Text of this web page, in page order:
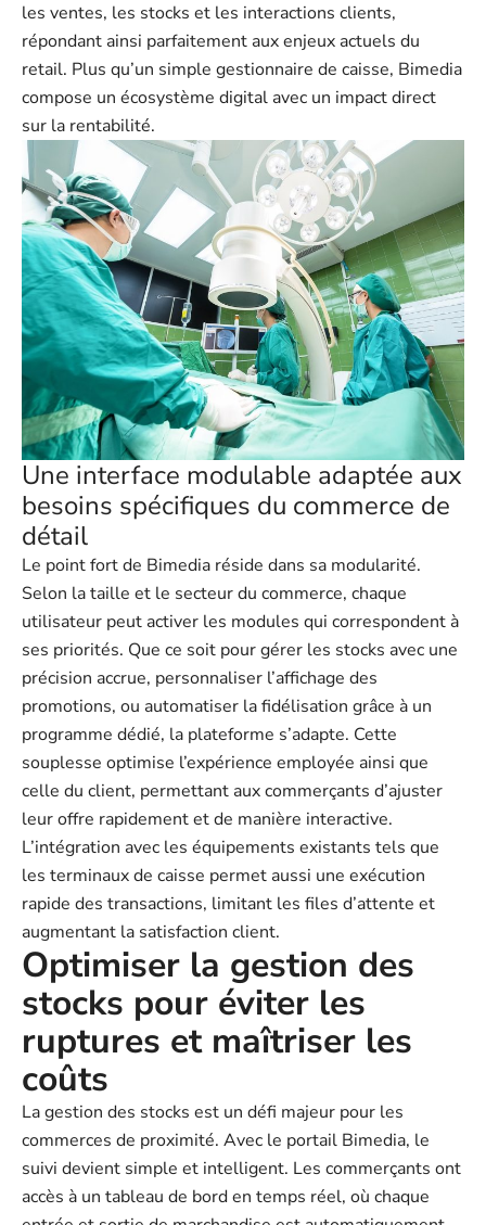
les ventes, les stocks et les interactions clients,
répondant ainsi parfaitement aux enjeux actuels du
retail. Plus qu’un simple gestionnaire de caisse, Bimedia
compose un écosystème digital avec un impact direct
sur la rentabilité.
Une interface modulable adaptée aux
besoins spécifiques du commerce de
détail
Le point fort de Bimedia réside dans sa modularité.
Selon la taille et le secteur du commerce, chaque
utilisateur peut activer les modules qui correspondent à
ses priorités. Que ce soit pour gérer les stocks avec une
précision accrue, personnaliser l’affichage des
promotions, ou automatiser la fidélisation grâce à un
programme dédié, la plateforme s’adapte. Cette
souplesse optimise l’expérience employée ainsi que
celle du client, permettant aux commerçants d’ajuster
leur offre rapidement et de manière interactive.
L’intégration avec les équipements existants tels que
les terminaux de caisse permet aussi une exécution
rapide des transactions, limitant les files d’attente et
augmentant la satisfaction client.
Optimiser la gestion des
stocks pour éviter les
ruptures et maîtriser les
coûts
La gestion des stocks est un défi majeur pour les
commerces de proximité. Avec le portail Bimedia, le
suivi devient simple et intelligent. Les commerçants ont
accès à un tableau de bord en temps réel, où chaque